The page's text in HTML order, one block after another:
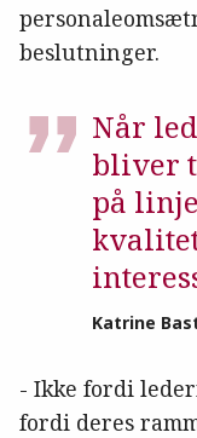
beslutninger.
Når
bliver
på
Katrine
- Ikke fordi
fordi deres